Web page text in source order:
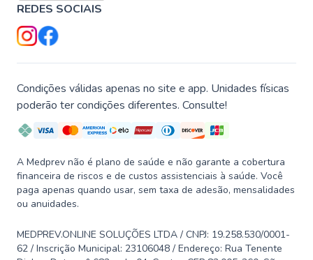
REDES SOCIAIS
Condições válidas apenas no site e app. Unidades físicas
poderão ter condições diferentes. Consulte!
A Medprev não é plano de saúde e não garante a cobertura
financeira de riscos e de custos assistenciais à saúde. Você
paga apenas quando usar, sem taxa de adesão, mensalidades
ou anuidades.
MEDPREV.ONLINE SOLUÇÕES LTDA / CNPJ: 19.258.530/0001-
62 / Inscrição Municipal: 23106048 / Endereço: Rua Tenente